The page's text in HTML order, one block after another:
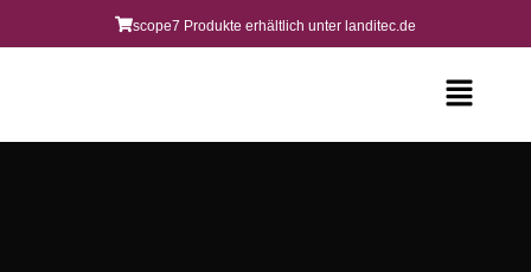
scope7 Produkte erhältlich unter landitec.de